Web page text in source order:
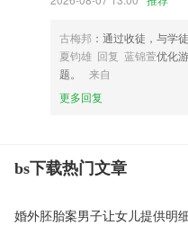
古梅邦 ：通过收徒，与学
夏钧雄 回复 蓝锦萱优化
题。
来自
更多回复
bs下载热门文章
婚外胚胎案男子让女儿提供明